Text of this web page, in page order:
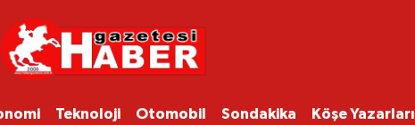
Teknoloji Otomobil Sondakika Köşe Yazarları